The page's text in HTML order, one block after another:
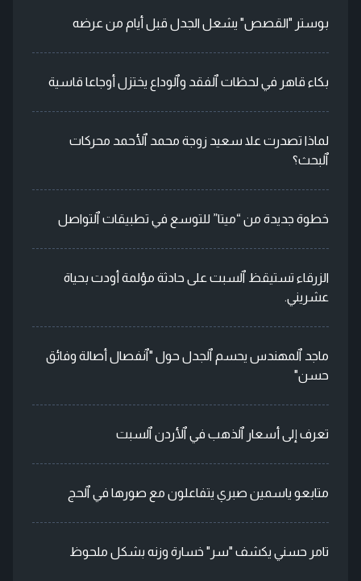
بوستر "القصص" يشعل الجدل قبل أيام من عرضه
بكاء قاهر في لحظات ٱلفقد وٱلوداع يختزل أوجاعا قاسية
لماذا تصدرت علا سعيد زوجة محمد ٱلأحمد محركات
ٱلبحث؟
خطوة جديدة من “ميتا” للتوسع في تطبيقات ٱلتواصل
الزرقاء تستيقظ ٱلسبت على حادثة مؤلمة أودت بحياة
عشريني.
ماجد ٱلمهندس يحسم ٱلجدل حول "ٱنفصال أصالة وفائق
حسن"
تعرف إلى أسعار ٱلذهب في ٱلأردن ٱلسبت
متابعو ياسمين صبري يتفاعلون مع صورها في ٱلحج
تامر حسني يكشف "سر" خسارة وزنه بشكل ملحوظ